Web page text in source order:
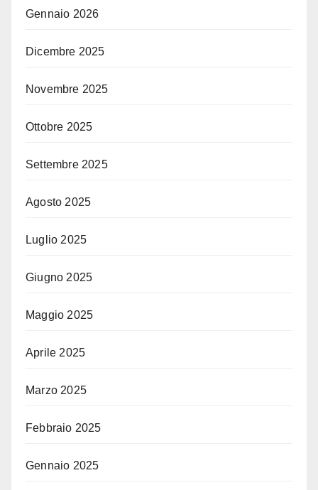
Gennaio 2026
Dicembre 2025
Novembre 2025
Ottobre 2025
Settembre 2025
Agosto 2025
Luglio 2025
Giugno 2025
Maggio 2025
Aprile 2025
Marzo 2025
Febbraio 2025
Gennaio 2025